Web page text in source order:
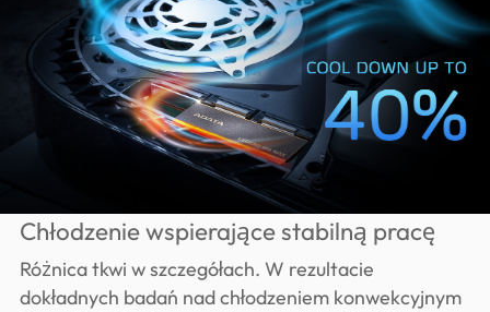
Chłodzenie wspierające stabilną pracę
Różnica tkwi w szczegółach. W rezultacie
dokładnych badań nad chłodzeniem konwekcyjnym